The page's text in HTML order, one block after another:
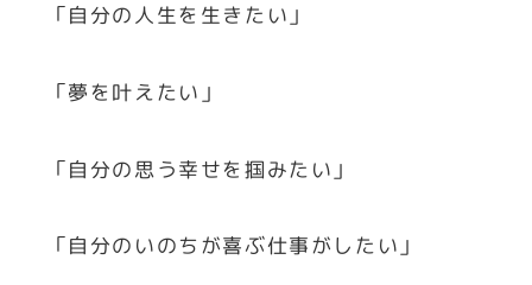
「自分の人生を生きたい」
「夢を叶えたい」
「自分の思う幸せを掴みたい」
「自分のいのちが喜ぶ仕事がしたい」